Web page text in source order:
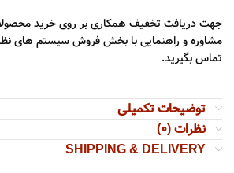
جهت دریافت تخفیف همکاری بر روی خرید
مشاوره و راهنمایی با بخش فروش سیستم های
تماس بگیرید.
توضیحات تکمیلی
نظرات (0)
SHIPPING & DELIVERY